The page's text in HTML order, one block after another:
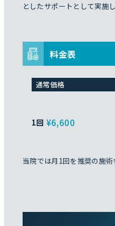
としたサポートとして実施し
料金表
通常価格
1回 ¥6,600
当院では月1回を推奨の施術